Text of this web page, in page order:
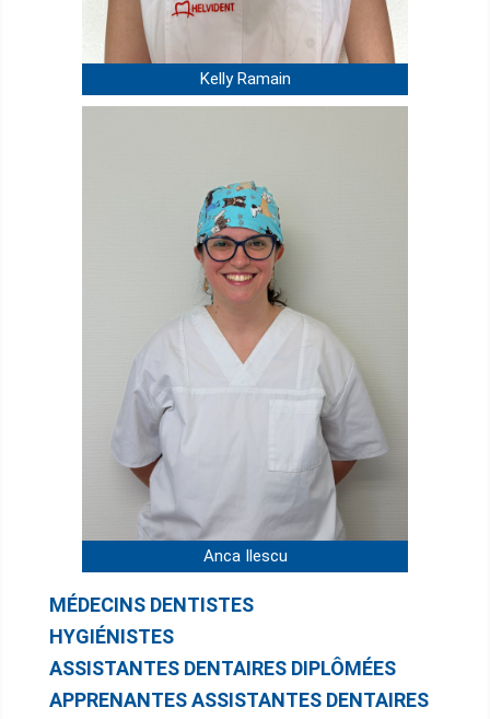
Kelly Ramain
Anca Ilescu
MÉDECINS DENTISTES
HYGIÉNISTES
ASSISTANTES DENTAIRES DIPLÔMÉES
APPRENANTES ASSISTANTES DENTAIRES